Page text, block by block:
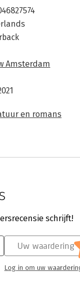
Amsterdam
en romans
schrijft!
Uw waardering
Log in om uw